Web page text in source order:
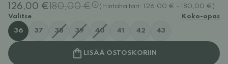
126,00 €180,00 €
(Hintahaitari: 126,00 € - 180,00 €)
Valitse
Koko-opas
36 37 38 39 40 41 42 43
LISÄÄ OSTOSKORIIN